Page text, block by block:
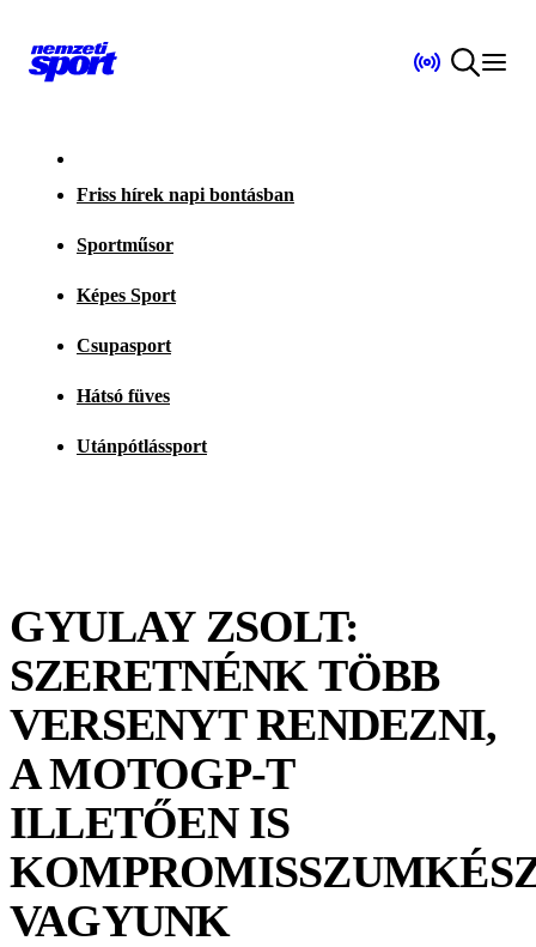
Friss hírek napi bontásban
Sportműsor
Képes Sport
Csupasport
Hátsó füves
Utánpótlássport
GYULAY ZSOLT:
SZERETNÉNK TÖBB
VERSENYT RENDEZNI,
A MOTOGP-T
ILLETŐEN IS
VAGYUNK